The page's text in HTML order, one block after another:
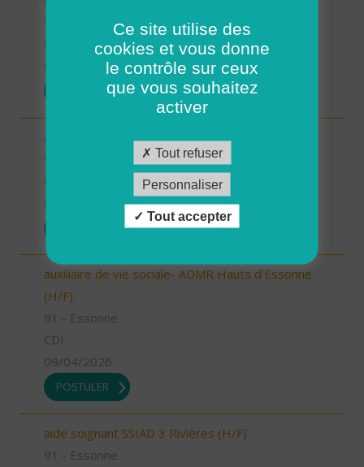
91 - Essonne
09/04/2026
POSTULER
auxiliaire de vie sociale- ADMR Papeterie (H/F)
auxiliaire de vie sociale- ADMR Hauts d'Essonne
(H/F)
91 - Essonne
CDI
09/04/2026
POSTULER
aide soignant SSIAD 3 Rivières (H/F)
91 - Essonne
Ce site utilise des
cookies et vous donne
le contrôle sur ceux
que vous souhaitez
activer
Tout refuser
Personnaliser
Tout accepter